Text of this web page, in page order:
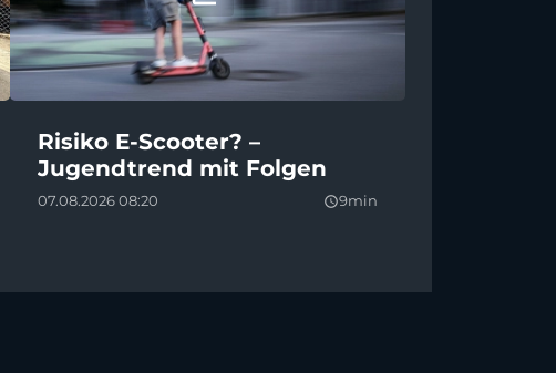
Risiko E-Scooter? –
Jugendtrend mit Folgen
07.08.2026 08:20 query_builder9min